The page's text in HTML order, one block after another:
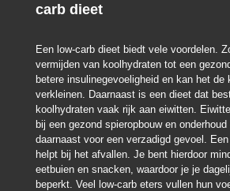
carb dieet
Een low-carb dieet biedt vele voordelen.
vermijden van koolhydraten tot een
betere insulinegevoeligheid en kan het de
verkleinen. Daarnaast is een dieet dat
koolhydraten vaak rijk aan eiwitten.
bij een gezond spieropbouw en
daarnaast voor een verzadigd gevoel.
helpt bij het afvallen. Je bent hierdoor
eetbuien en snacken, waardoor je je
beperkt. Veel low-carb eters vullen hun